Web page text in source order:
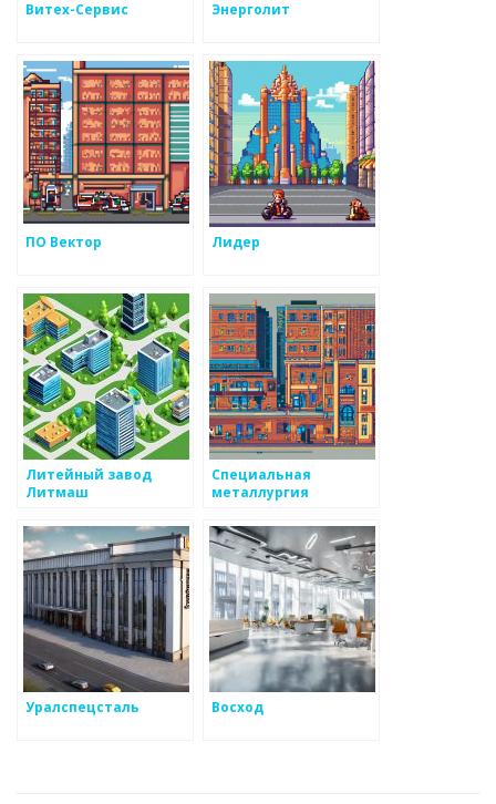
Витех-Сервис Энерголит
ПО Вектор Лидер
Литейный завод
Литмаш
Специальная
металлургия
Уралспецсталь Восход